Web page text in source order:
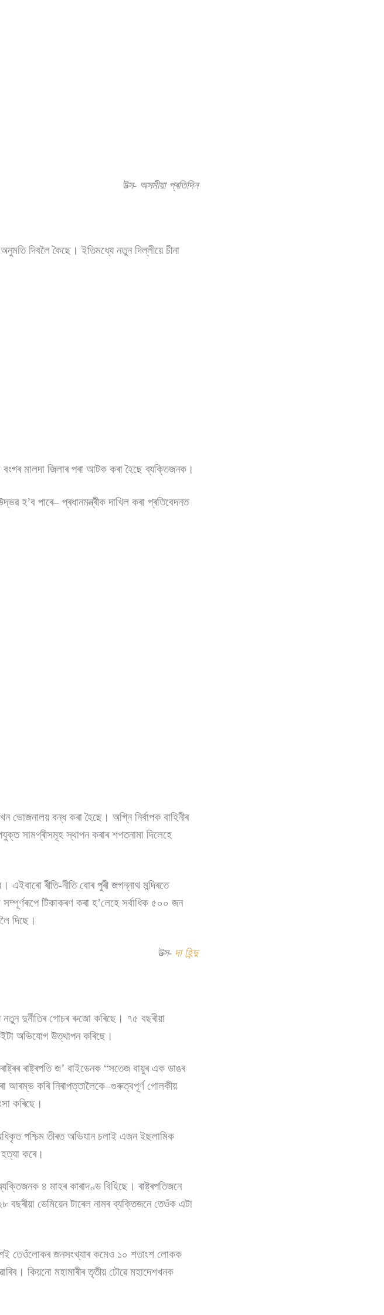
উত্স- অসমীয়া প্ৰতিদিন
দিবলৈ কৈছে। ইতিমধ্যে নতুন দিল্লীয়ে চীনা
বংগৰ মালদা জিলাৰ পৰা আটক কৰা হৈছে ব্যক্তিজনক।
হ’ব পাৰে– প্ৰধানমন্ত্ৰীক দাখিল কৰা প্ৰতিবেদনত
ভোজনালয় বন্ধ কৰা হৈছে। অগ্নি নিৰ্বাপক বাহিনীৰ
সামগ্ৰীসমূহ স্থাপন কৰাৰ শপতনামা দিলেহে
এইবাৰো ৰীতি-নীতি বোৰ পুৰী জগন্নাথ মন্দিৰতে
টিকাকৰণ কৰা হ’লেহে সৰ্বাধিক ৫০০ জন
দিছে।
উত্স- দা হিন্দু
নতুন দুৰ্নীতিৰ গোচৰ ৰুজো কৰিছে। ৭৫ বছৰীয়া
অভিযোগ উত্থাপন কৰিছে।
ৰাষ্ট্ৰপতি জ’ বাইডেনক “সতেজ বায়ুৰ এক ডাঙৰ
আৰম্ভ কৰি নিৰাপত্তালৈকে–গুৰুত্বপূৰ্ণ গোলকীয়
কৰিছে।
পশ্চিম তীৰত অভিযান চলাই এজন ইছলামিক
কৰে।
৪ মাহৰ কাৰাদণ্ড বিহিছে। ৰাষ্ট্ৰপতিজনে
বছৰীয়া ডেমিয়েন টাৰেল নামৰ ব্যক্তিজনে তেওঁক এটা
তেওঁলোকৰ জনসংখ্যাৰ কমেও ১০ শতাংশ লোকক
কিয়নো মহামাৰীৰ তৃতীয় ঢৌৱে মহাদেশখনক